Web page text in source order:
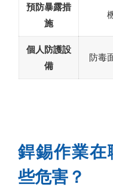
預防暴露措
施
個人防護設
備
防毒
銲錫作業
些危害？